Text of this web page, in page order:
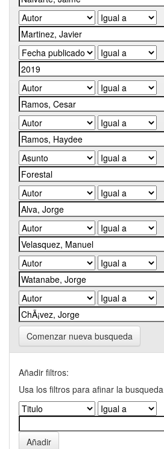
Comenzar nueva busqueda
Añadir filtros:
Usa los filtros para afinar la